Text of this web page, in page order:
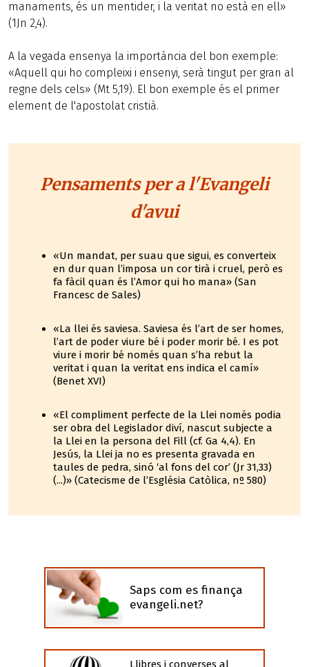
manaments, és un mentider, i la veritat no està en ell»
(1Jn 2,4).
A la vegada ensenya la importància del bon exemple:
«Aquell qui ho compleixi i ensenyi, serà tingut per gran al
regne dels cels» (Mt 5,19). El bon exemple és el primer
element de l'apostolat cristià.
Pensaments per a l'Evangeli
d'avui
«Un mandat, per suau que sigui, es converteix
en dur quan l’imposa un cor tirà i cruel, però es
fa fàcil quan és l’Amor qui ho mana» (San
Francesc de Sales)
«La llei és saviesa. Saviesa és l’art de ser homes,
l’art de poder viure bé i poder morir bé. I es pot
viure i morir bé només quan s’ha rebut la
veritat i quan la veritat ens indica el camí»
(Benet XVI)
«El compliment perfecte de la Llei només podia
ser obra del Legislador diví, nascut subjecte a
la Llei en la persona del Fill (cf. Ga 4,4). En
Jesús, la Llei ja no es presenta gravada en
taules de pedra, sinó ‘al fons del cor’ (Jr 31,33)
(...)» (Catecisme de l’Església Catòlica, nº 580)
Saps com es finança
evangeli.net?
Llibres i converses al